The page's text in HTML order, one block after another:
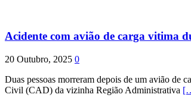
Acidente com avião de carga vitima
20 Outubro, 2025 0
Duas pessoas morreram depois de um avião de
Civil (CAD) da vizinha Região Administrativa